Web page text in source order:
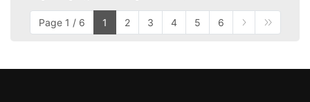
Page 1 / 6 1 2 3 4 5 6